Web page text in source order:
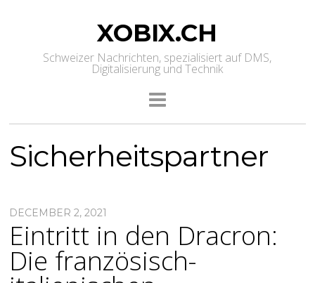
XOBIX.CH
Schweizer Nachrichten, spezialisiert auf DMS,
Digitalisierung und Technik
Sicherheitspartner
DECEMBER 2, 2021
Eintritt in den Dracron:
Die französisch-